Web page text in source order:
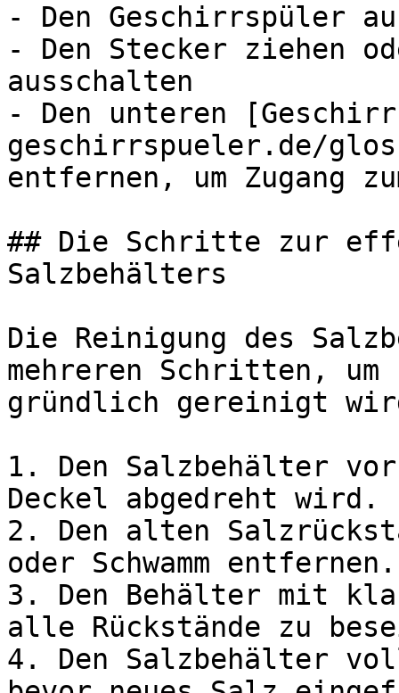
- Den Geschirrspüler
- Den Stecker ziehen
ausschalten
- Den unteren
geschirrspueler.de/
entfernen, um Zugang
## Die Schritte zur
Salzbehälters
Die Reinigung des
mehreren Schritten,
gründlich gereinigt
1. Den Salzbehälter
Deckel abgedreht wird.
2. Den alten
oder Schwamm entfernen.
3. Den Behälter mit
alle Rückstände zu
4. Den Salzbehälter